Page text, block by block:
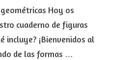
Hoy os
cuaderno de figuras
incluye? ¡Bienvenidos al
de las formas …